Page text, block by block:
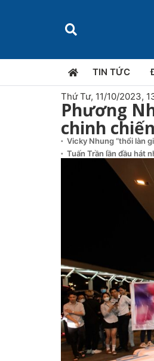
TIN TỨC
Thứ Tư, 11/10/2023,
Phương
chinh
Vicky Nhung “thổi làn
Tuấn Trần lần đầu hát